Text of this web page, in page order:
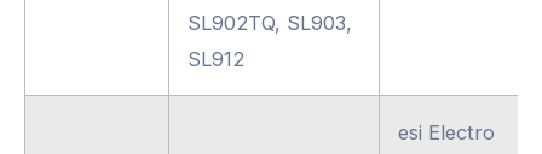
SL902TQ, SL903,
SL912
esi Electro